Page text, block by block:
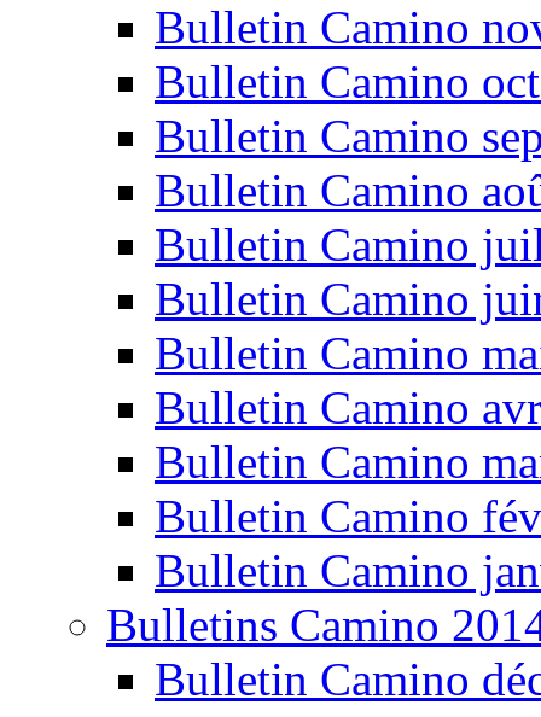
Bulletin Camino
Bulletin Camino
Bulletin Camino
Bulletin Camino
Bulletin Camino
Bulletin Camino
Bulletin Camino
Bulletin Camino
Bulletin Camino
Bulletin Camino
Bulletin Camino
Bulletins Camino
Bulletin Camino